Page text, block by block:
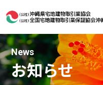
News
お知らせ